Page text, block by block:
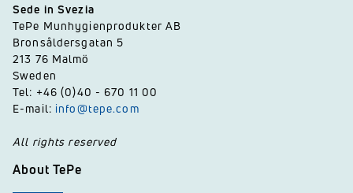
Sede in Svezia
TePe Munhygienprodukter AB
Bronsåldersgatan 5
213 76 Malmö
Sweden
Tel: +46 (0)40 - 670 11 00
E-mail: info@tepe.com
All rights reserved
About TePe